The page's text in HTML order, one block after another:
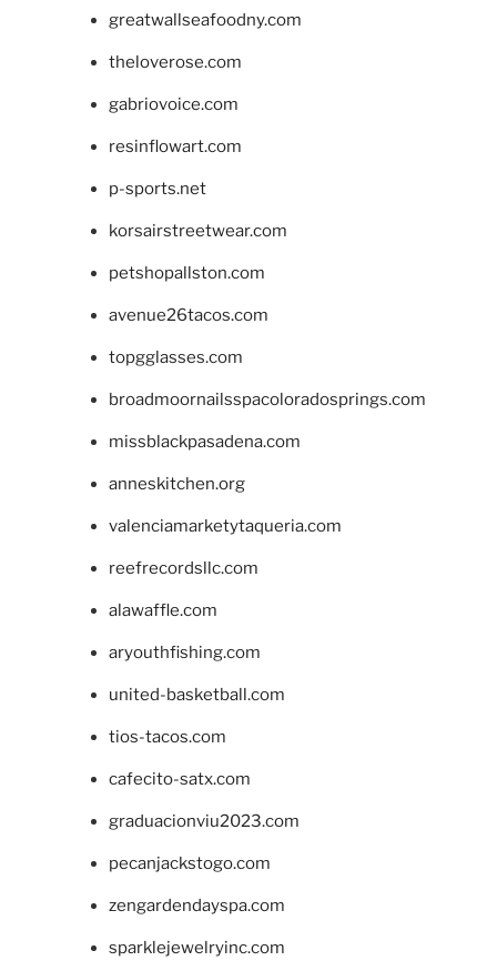
greatwallseafoodny.com
theloverose.com
gabriovoice.com
resinflowart.com
p-sports.net
korsairstreetwear.com
petshopallston.com
avenue26tacos.com
topgglasses.com
broadmoornailsspacoloradosprings.com
missblackpasadena.com
anneskitchen.org
valenciamarketytaqueria.com
reefrecordsllc.com
alawaffle.com
aryouthfishing.com
united-basketball.com
tios-tacos.com
cafecito-satx.com
graduacionviu2023.com
pecanjackstogo.com
zengardendayspa.com
sparklejewelryinc.com